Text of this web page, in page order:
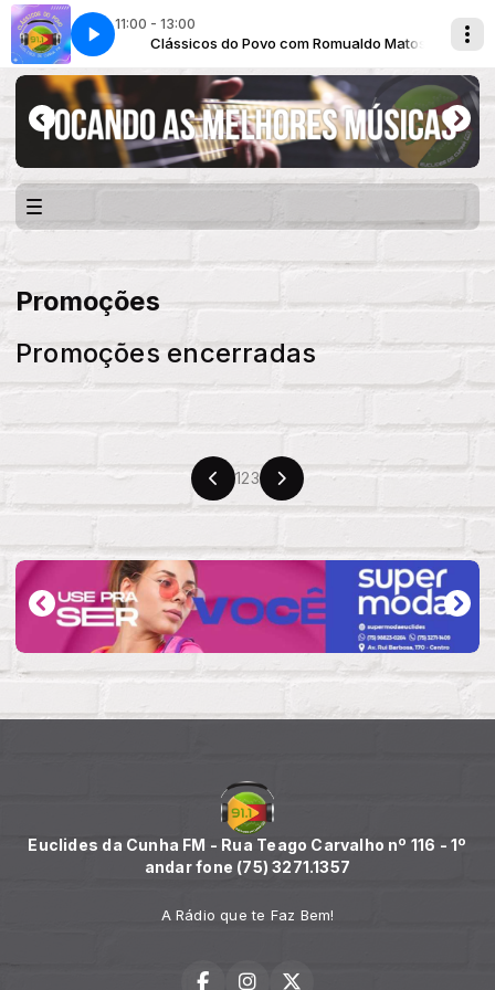
11:00 - 13:00
Matos Clássicos do Povo com Romualdo Matos
Promoções
Promoções encerradas
123
Euclides da Cunha FM - Rua Teago Carvalho nº 116 - 1º
andar fone (75) 3271.1357
A Rádio que te Faz Bem!